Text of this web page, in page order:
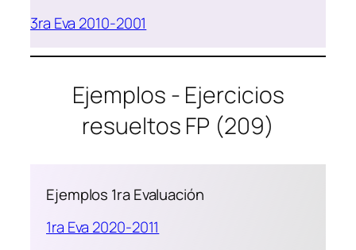
3ra Eva 2010-2001
Ejemplos - Ejercicios
resueltos FP (209)
Ejemplos 1ra Evaluación
1ra Eva 2020-2011